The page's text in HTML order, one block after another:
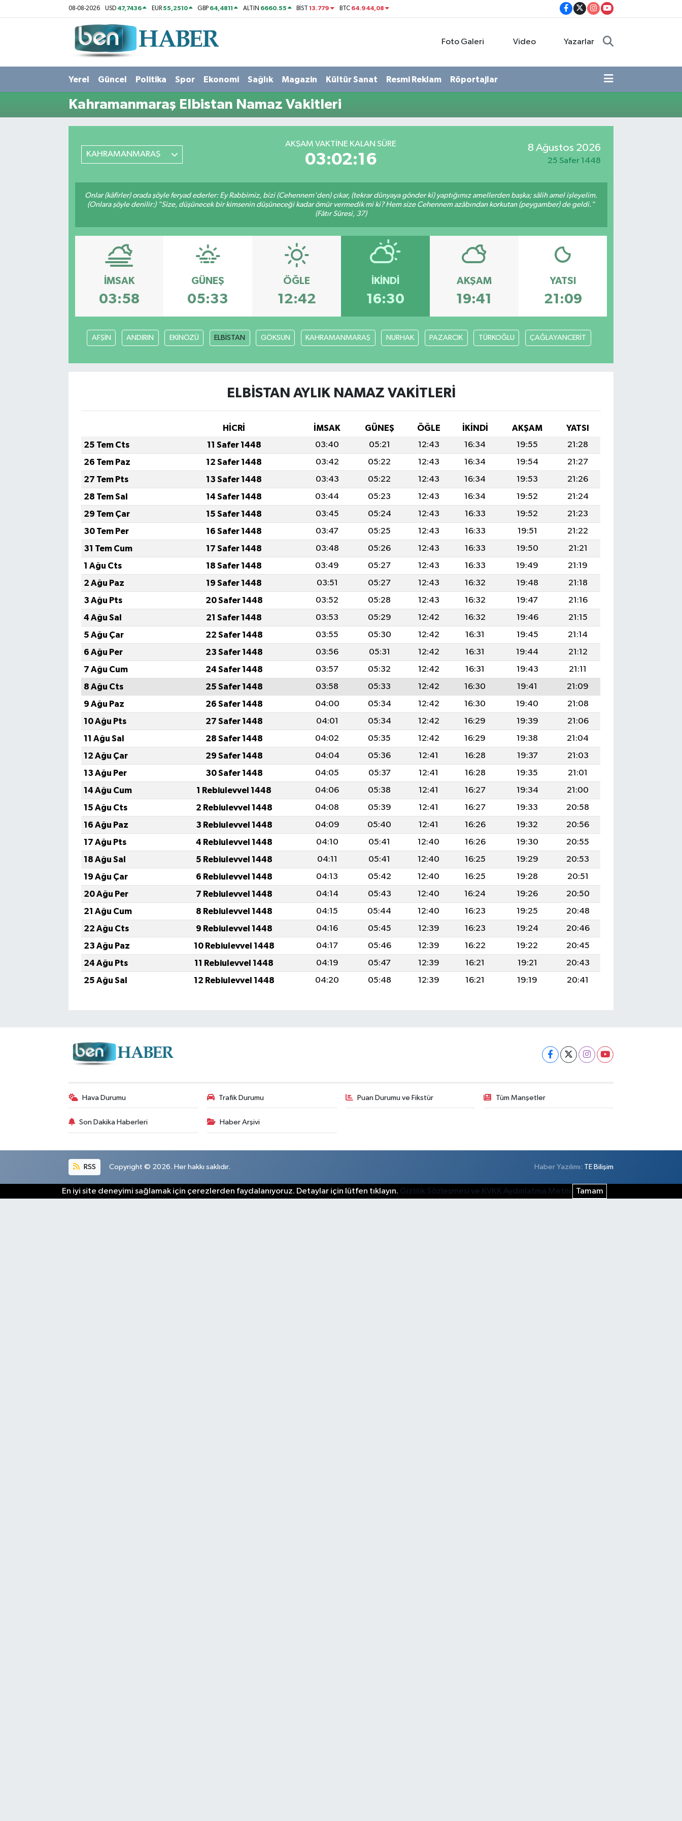
08-08-2026 USD 47,7436 EUR55,2510 GBP 64,4811 ALTIN 6660.55 BİST13.779 BTC 64.944,08
Foto Galeri Video Yazarlar
Yerel Güncel Politika Spor Ekonomi Sağlık Magazin Kültür Sanat Resmi Reklam Röportajlar
Kahramanmaraş Elbistan Namaz Vakitleri
KAHRAMANMARAŞ
AKŞAM VAKTINE KALAN SÜRE
03:02:15
8 Ağustos 2026
25 Safer 1448
Onlar (kâfirler) orada şöyle feryad ederler: Ey Rabbimiz, bizi (Cehennem'den) çıkar, (tekrar dünyaya gönder ki) yaptığımız amellerden başka; sâlih amel işleyelim.
(Onlara şöyle denilir:) "Size, düşünecek bir kimsenin düşüneceği kadar ömür vermedik mi ki? Hem size Cehennem azâbından korkutan (peygamber) de geldi."
(Fâtır Sûresi, 37)
İMSAK
03:58
GÜNEŞ
05:33
ÖĞLE
12:42
İKINDI
16:30
AKŞAM
19:41
YATSI
21:09
AFŞİN ANDIRIN EKİNÖZÜ ELBİSTAN GÖKSUN KAHRAMANMARAŞ NURHAK PAZARCIK TÜRKOĞLU ÇAĞLAYANCERİT
ELBİSTAN AYLIK NAMAZ VAKITLERI
HİCRİ İMSAK GÜNEŞ ÖĞLE İKINDI AKŞAM
YATSI
25 Tem Cts
11 Safer 1448 03:40 05:21 12:43 16:34 19:55
21:28
26 Tem Paz
12 Safer 1448 03:42 05:22 12:43 16:34 19:54
21:27
27 Tem Pts
13 Safer 1448 03:43 05:22 12:43 16:34 19:53
21:26
28 Tem Sal
14 Safer 1448 03:44 05:23 12:43 16:34 19:52
21:24
29 Tem Çar
15 Safer 1448 03:45 05:24 12:43 16:33 19:52
21:23
30 Tem Per
16 Safer 1448 03:47 05:25 12:43 16:33 19:51
21:22
31 Tem Cum
17 Safer 1448 03:48 05:26 12:43 16:33 19:50
21:21
1 Ağu Cts
18 Safer 1448 03:49 05:27 12:43 16:33 19:49
21:19
2 Ağu Paz
19 Safer 1448 03:51 05:27 12:43 16:32 19:48
21:18
3 Ağu Pts
20 Safer 1448 03:52 05:28 12:43 16:32 19:47
21:16
4 Ağu Sal
21 Safer 1448 03:53 05:29 12:42 16:32 19:46
21:15
5 Ağu Çar
22 Safer 1448 03:55 05:30 12:42 16:31 19:45
21:14
6 Ağu Per
23 Safer 1448 03:56 05:31 12:42 16:31 19:44
21:12
7 Ağu Cum
24 Safer 1448 03:57 05:32 12:42 16:31 19:43
21:11
8 Ağu Cts
25 Safer 1448 03:58 05:33 12:42 16:30 19:41
21:09
9 Ağu Paz
26 Safer 1448 04:00 05:34 12:42 16:30 19:40
21:08
10 Ağu Pts
27 Safer 1448 04:01 05:34 12:42 16:29 19:39
21:06
11 Ağu Sal
28 Safer 1448 04:02 05:35 12:42 16:29 19:38
21:04
12 Ağu Çar
29 Safer 1448 04:04 05:36 12:41 16:28 19:37
21:03
13 Ağu Per
30 Safer 1448 04:05 05:37 12:41 16:28 19:35
21:01
14 Ağu Cum
1 Rebiulevvel 1448 04:06 05:38 12:41 16:27 19:34
21:00
15 Ağu Cts
2 Rebiulevvel 1448 04:08 05:39 12:41 16:27 19:33
20:58
16 Ağu Paz
3 Rebiulevvel 1448 04:09 05:40 12:41 16:26 19:32
20:56
17 Ağu Pts
4 Rebiulevvel 1448 04:10 05:41 12:40 16:26 19:30
20:55
18 Ağu Sal
5 Rebiulevvel 1448 04:11 05:41 12:40 16:25 19:29
20:53
19 Ağu Çar
6 Rebiulevvel 1448 04:13 05:42 12:40 16:25 19:28
20:51
20 Ağu Per
7 Rebiulevvel 1448 04:14 05:43 12:40 16:24 19:26
20:50
21 Ağu Cum
8 Rebiulevvel 1448 04:15 05:44 12:40 16:23 19:25
20:48
22 Ağu Cts
9 Rebiulevvel 1448 04:16 05:45 12:39 16:23 19:24
20:46
23 Ağu Paz
10 Rebiulevvel 1448 04:17 05:46 12:39 16:22 19:22
20:45
24 Ağu Pts
11 Rebiulevvel 1448 04:19 05:47 12:39 16:21 19:21
20:43
25 Ağu Sal
12 Rebiulevvel 1448 04:20 05:48 12:39 16:21 19:19 20:41
Hava Durumu Trafik Durumu Puan Durumu ve Fikstür Tüm Manşetler
Son Dakika Haberleri Haber Arşivi
RSS Copyright © 2026. Her hakkı saklıdır. Haber Yazılımı: TE Bilişim
En iyi site deneyimi sağlamak için çerezlerden faydalanıyoruz. Detaylar için lütfen tıklayın. Gizlilik Sözleşmesi ve KVKK Aydınlatma Metni Tamam
Politika
Spor
Hava Durumu
Süper Lig Puan Durumu ve Fikstür
Tüm Manşetler